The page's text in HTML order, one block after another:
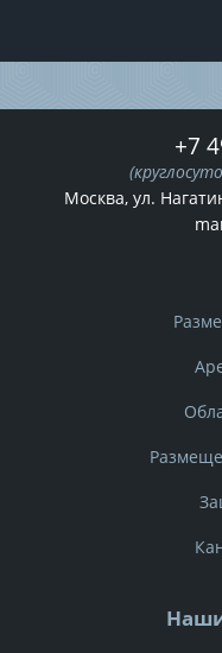
+7
Москва, ул.